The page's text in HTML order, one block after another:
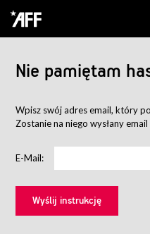
Nie pamiętam
Wpisz swój adres email, który
Zostanie na niego wysłany
E-Mail: